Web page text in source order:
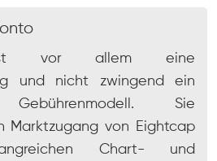
ist vor allem eine
und nicht zwingend ein
Gebührenmodell. Sie
Marktzugang von Eightcap
Chart- und